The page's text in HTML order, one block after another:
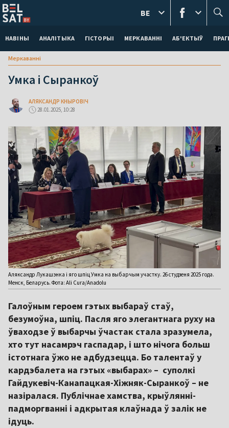
НАВІНЫ АНАЛІТЫКА ГІСТОРЫІ МЕРКАВАННI АБ'ЕКТЫЎ
BE
Меркаваннi
Умка і Сыранкоў
АЛЯКСАНДР КНЫРОВІЧ
28.01.2025, 10:28
Аляксандр Лукашэнка і яго шпіц Умка на выбарчым участку. 26 студзеня 2025 года.
Менск, Беларусь. Фота: Ali Cura/Anadolu
Галоўным героем гэтых выбараў стаў,
безумоўна, шпіц. Пасля яго элегантнага руху на
ўваходзе ў выбарчы ўчастак стала зразумела,
хто тут насамрэч гаспадар, і што нічога больш
істотнага ўжо не адбудзецца. Бо талентаў у
кардэбалета на гэтых «выбарах» – суполкі
Гайдукевіч-Канапацкая-Хіжняк-Сыранкоў – не
назіралася. Публічнае хамства, крыўлянні-
падморгванні і адкрытая клаўнада ў залік не
ідуць.